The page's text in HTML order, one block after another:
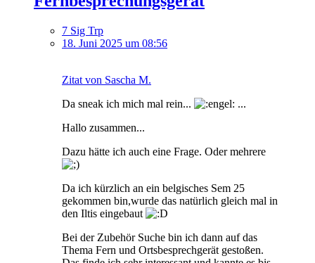
7 Sig Trp
18. Juni 2025 um 08:56
Zitat von Sascha M.
Da sneak ich mich mal rein...
...
Hallo zusammen...
Dazu hätte ich auch eine Frage. Oder mehrere
Da ich kürzlich an ein belgisches Sem 25
gekommen bin,wurde das natürlich gleich mal in
den Iltis eingebaut
Bei der Zubehör Suche bin ich dann auf das
Thema Fern und Ortsbesprechgerät gestoßen.